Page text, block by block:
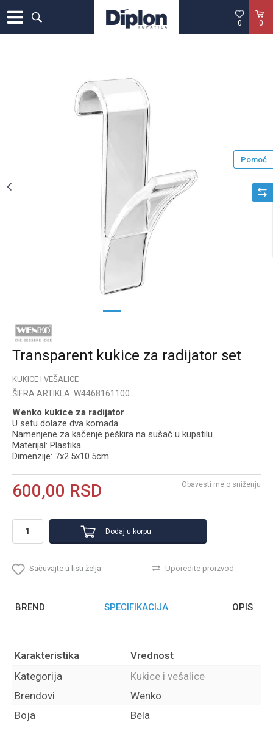
0
0
1
Transparent kukice za radijator set
KUKICE I VEŠALICE
ŠIFRA ARTIKLA: W4468161100
Wenko kukice za radijator
U setu dolaze dva komada
Namenjene za kačenje peškira na sušač u kupatilu
Materijal: Plastika
Dimenzije: 7x2.5x10.5cm
600,00 RSD Obavesti me o sniženju
Dodaj u korpu
Sačuvajte u listi želja Uporedite proizvod
Pomoć
BREND SPECIFIKACIJA OPIS
Karakteristika
Vrednost
Kategorija
Kukice i vešalice
Brendovi
Wenko
Boja
Bela